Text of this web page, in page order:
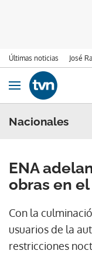
Últimas noticias José
Ir al contenido
Obrir navegació
Nacionales
ENA
obras en
Con la
usuarios de la
restricciones